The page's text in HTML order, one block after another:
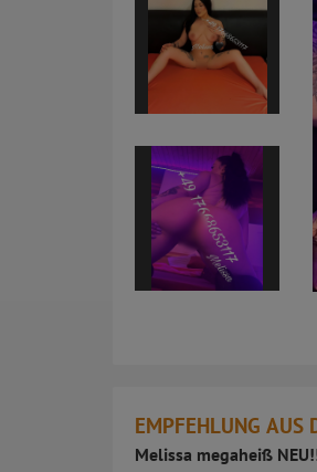
EMPFEHLUNG AUS
Melissa megaheiß